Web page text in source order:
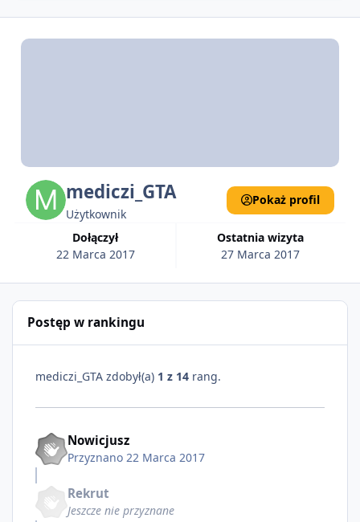
mediczi_GTA
Użytkownik
Dołączył
22 Marca 2017
Ostatnia wizyta
27 Marca 2017
Pokaż profil
Postęp w rankingu
mediczi_GTA zdobył(a) 1 z 14 rang.
Nowicjusz
Przyznano 22 Marca 2017
Rekrut
Jeszcze nie przyznane